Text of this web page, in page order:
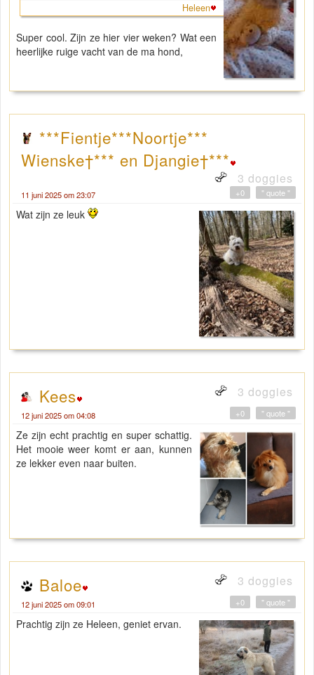
Heleen
Super cool. Zijn ze hier vier weken? Wat een
heerlijke ruige vacht van de ma hond,
***Fientje***Noortje***
Wienske†*** en Djangie†***
3 doggies
11 juni 2025 om 23:07 " quote "
+0
Wat zijn ze leuk
Kees 3 doggies
12 juni 2025 om 04:08 " quote "
+0
Ze zijn echt prachtig en super schattig.
Het mooie weer komt er aan, kunnen
ze lekker even naar buiten.
Baloe 3 doggies
12 juni 2025 om 09:01 " quote "
+0
Prachtig zijn ze Heleen, geniet ervan.